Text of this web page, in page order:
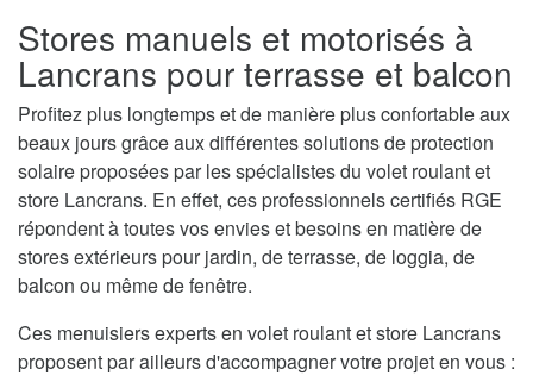
Stores manuels et motorisés à
Lancrans pour terrasse et balcon
Profitez plus longtemps et de manière plus confortable aux
beaux jours grâce aux différentes solutions de protection
solaire proposées par les spécialistes du volet roulant et
store Lancrans. En effet, ces professionnels certifiés RGE
répondent à toutes vos envies et besoins en matière de
stores extérieurs pour jardin, de terrasse, de loggia, de
balcon ou même de fenêtre.
Ces menuisiers experts en volet roulant et store Lancrans
proposent par ailleurs d'accompagner votre projet en vous :